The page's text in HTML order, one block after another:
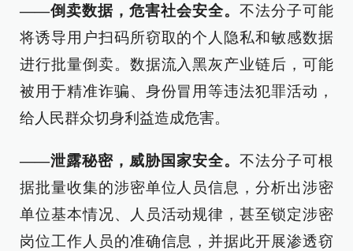
——倒卖数据，危害社会安全。 不法分子可能
将诱导用户扫码所窃取的个人隐私和敏感数据
进行批量倒卖。数据流入黑灰产业链后，可能
被用于精准诈骗、身份冒用等违法犯罪活动，
给人民群众切身利益造成危害。
——泄露秘密，威胁国家安全。 不法分子可根
据批量收集的涉密单位人员信息，分析出涉密
单位基本情况、人员活动规律，甚至锁定涉密
岗位工作人员的准确信息，并据此开展渗透窃